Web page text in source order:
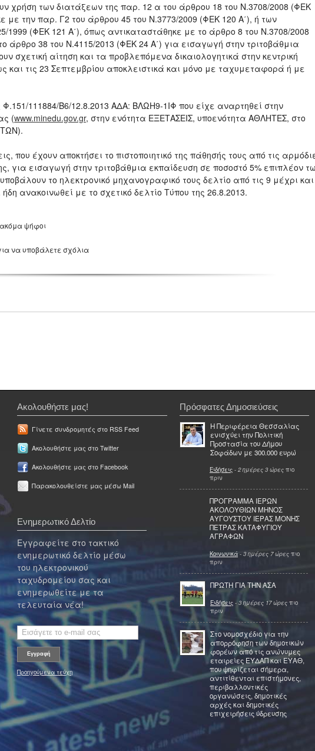
χρήση των διατάξεων της παρ. 12 α του άρθρου 18 του Ν.3708/2008 (ΦΕΚ
με την παρ. Γ2 του άρθρου 45 του Ν.3773/2009 (ΦΕΚ 120 Α΄), ή των
1999 (ΦΕΚ 121 Α΄), όπως αντικαταστάθηκε με το άρθρο 8 του Ν.3708/2008
άρθρο 38 του Ν.4115/2013 (ΦΕΚ 24 Α΄) για εισαγωγή στην τριτοβάθμια
σχετική αίτηση και τα προβλεπόμενα δικαιολογητικά στην κεντρική
και τις 23 Σεπτεμβρίου αποκλειστικά και μόνο με ταχυμεταφορά ή με
Φ.151/111884/Β6/12.8.2013 ΑΔΑ: ΒΛΩΗ9-1ΙΦ που είχε αναρτηθεί στην
(www.minedu.gov.gr, στην ενότητα ΕΞΕΤΑΣΕΙΣ, υποενότητα ΑΘΛΗΤΕΣ, στο
που έχουν αποκτήσει το πιστοποιητικό της πάθησής τους από τις
για εισαγωγή στην τριτοβάθμια εκπαίδευση σε ποσοστό 5% επιπλέον
το ηλεκτρονικό μηχανογραφικό τους δελτίο από τις 9 μέχρι και
ανακοινωθεί με το σχετικό δελτίο Τύπου της 26.8.2013.
ψήφοι
να υποβάλετε σχόλια
Ακολουθήστε μας!
Γίνετε συνδρομητές στο RSS Feed
Ακολουθήστε μας στο Twitter
Ακολουθήστε μας στο Facebook
Παρακολουθείστε μας μέσω Mail
Ενημερωτικό Δελτίο
Εγγραφείτε στο τακτικό
ενημερωτικό δελτίο μέσω
του ηλεκτρονικού
ταχυδρομείου σας και
ενημερωθείτε με τα
τελευταία νέα!
Προηγούμενα τεύχη
Πρόσφατες Δημοσιεύσεις
Η Περιφέρεια Θεσσαλίας
ενισχύει την Πολιτική
Προστασία του Δήμου
Σοφάδων με 300.000 ευρώ
Ειδήσεις - 2 ημέρες 3 ώρες πιο
πριν
ΠΡΟΓΡΑΜΜΑ ΙΕΡΩΝ
ΑΚΟΛΟΥΘΙΩΝ ΜΗΝΟΣ
ΑΥΓΟΥΣΤΟΥ ΙΕΡΑΣ ΜΟΝΗΣ
ΠΕΤΡΑΣ ΚΑΤΑΦΥΓΙΟΥ
ΑΓΡΑΦΩΝ
Κοινωνικά - 3 ημέρες 7 ώρες πιο
πριν
ΠΡΩΤΗ ΓΙΑ ΤΗΝ ΑΣΑ
Ειδήσεις - 3 ημέρες 17 ώρες πιο
πριν
Στο νομοσχέδιο για την
απορρόφηση των δημοτικών
φορέων από τις ανώνυμες
εταιρείες ΕΥΔΑΠ και ΕΥΑΘ,
που ψηφίζεται σήμερα,
αντιτίθενται επιστήμονες,
περιβαλλοντικές
οργανώσεις, δημοτικές
αρχές και δημοτικές
επιχειρήσεις ύδρευσης